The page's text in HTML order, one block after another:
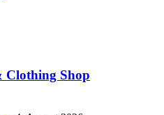
Clothing Shop